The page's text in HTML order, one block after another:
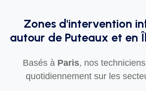
Zones d'intervention
autour de Puteaux et en
Basés à Paris, nos
quotidiennement sur les